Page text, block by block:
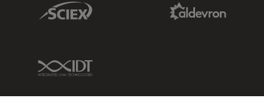
Sciex Link
IDT Link